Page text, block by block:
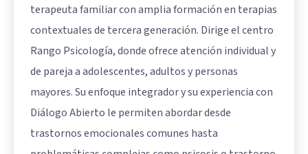
terapeuta familiar con amplia formación en terapias
contextuales de tercera generación. Dirige el centro
Rango Psicología, donde ofrece atención individual y
de pareja a adolescentes, adultos y personas
mayores. Su enfoque integrador y su experiencia con
Diálogo Abierto le permiten abordar desde
trastornos emocionales comunes hasta